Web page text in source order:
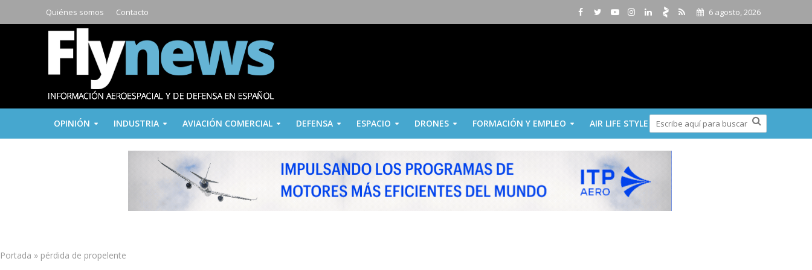
Quiénes somos Contacto 6 agosto, 2026
OPINIÓN INDUSTRIA AVIACIÓN COMERCIAL DEFENSA ESPACIO DRONES FORMACIÓN Y EMPLEO AIR LIFE STYLE
Portada » pérdida de propelente